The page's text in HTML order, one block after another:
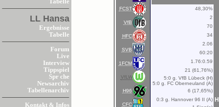
Tabelle
LL Hansa
Ergebnisse
Tabelle
Forum
Live
Interview
Tippspiel
Spr che
Newsarchiv
Tabellenarchiv
Kontakt & Infos
FCST
VfB
HFC
SVB
1FCM
VfLW
H96
CFC
48,30%
2
70
34
2.06
60:20
1.76:0.59
21 (61,76%)
5:0 g. VfB Lübeck (H)
5:0 g. FC Oberneuland (A)
6 (17,65%)
0:3 g. Hannover 96 II (A)